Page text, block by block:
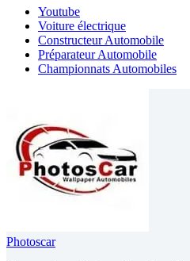
Youtube
Voiture électrique
Constructeur Automobile
Préparateur Automobile
Championnats Automobiles
Photoscar